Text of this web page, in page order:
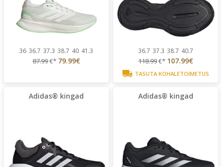
36 36.7 37.3 38.7 40 41.3
87.99€* 79.99€
36.7 37.3 38.7 40.7
118.99€* 107.99€
TASUTA KOHALETOIMETUS
Adidas® kingad Adidas® kingad